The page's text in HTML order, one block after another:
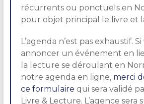
récurrents ou ponctuels en
pour objet principal le livre et
L’agenda n’est pas exhaustif.
annoncer un événement en
la lecture se déroulant en
notre agenda en ligne, merci
ce formulaire qui sera validé
Livre & Lecture. L’agence sera